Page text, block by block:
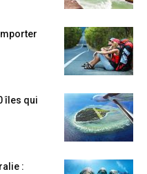
îles qui
: